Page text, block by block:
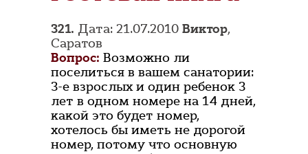
321. Дата: 21.07.2010 Виктор,
Саратов
Вопрос: Возможно ли
поселиться в вашем санатории:
3-е взрослых и один ребенок 3
лет в одном номере на 14 дней,
какой это будет номер,
хотелось бы иметь не дорогой
номер, потому что основную